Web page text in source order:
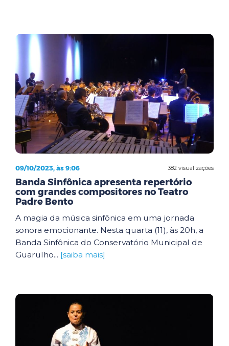
382 visualizações
09/10/2023, às 9:06
Banda Sinfônica apresenta repertório
com grandes compositores no Teatro
Padre Bento
A magia da música sinfônica em uma jornada
sonora emocionante. Nesta quarta (11), às 20h, a
Banda Sinfônica do Conservatório Municipal de
Guarulho... [saiba mais]